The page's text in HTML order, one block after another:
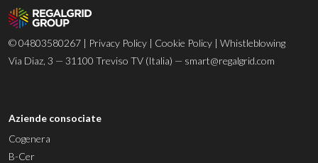
© 04803580267 | Privacy Policy | Cookie Policy | Whistleblowing
Via Diaz, 3 — 31100 Treviso TV (Italia) — smart@regalgrid.com
Aziende consociate
Cogenera
B-Cer